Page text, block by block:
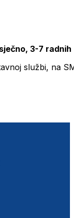
3-7 radnih
službi, na